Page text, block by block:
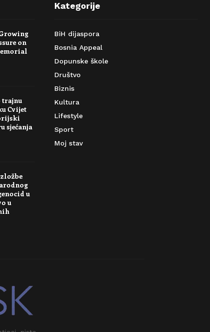
on
trajnu
Cvijet
sjećanja
u
u
Kategorije
BiH dijaspora
Bosnia Appeal
Dopunske škole
Društvo
Biznis
Kultura
Lifestyle
Sport
Moj stav